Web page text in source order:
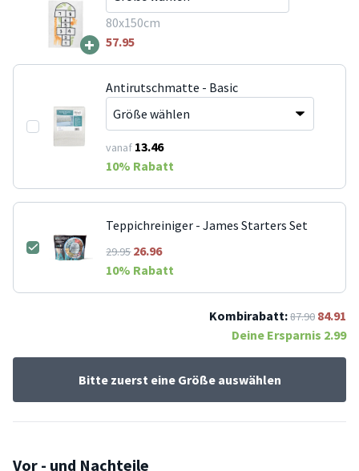
+
80x150cm
57.95
Antirutschmatte - Basic
vanaf 13.46
10% Rabatt
Teppichreiniger - James Starters Set
29.9526.96
10% Rabatt
Kombirabatt:87.90 84.91
Deine Ersparnis 2.99
Bitte zuerst eine Größe auswählen
Vor - und Nachteile